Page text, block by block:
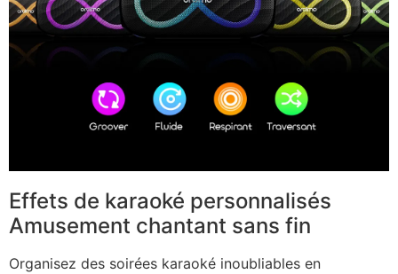
Effets de karaoké personnalisés
Amusement chantant sans fin
Organisez des soirées karaoké inoubliables en